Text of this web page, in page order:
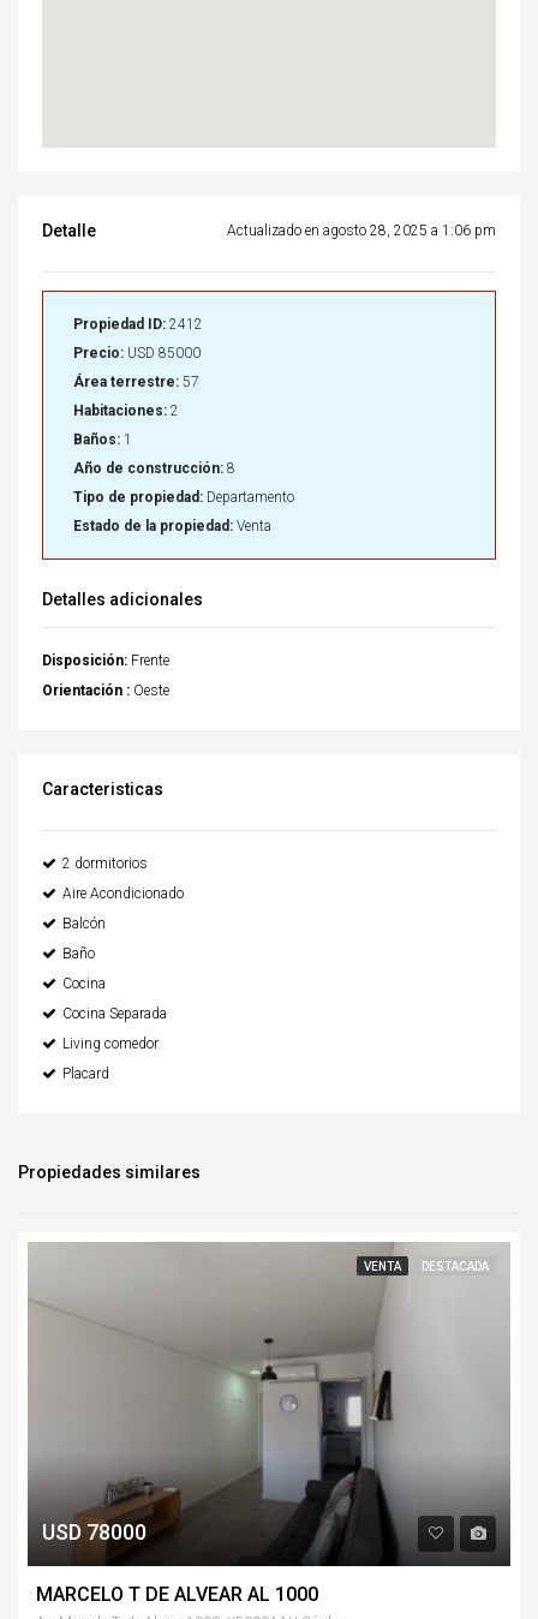
Detalle Actualizado en agosto 28, 2025 a 1:06 pm
Propiedad ID: 2412
Precio: USD 85000
Área terrestre: 57
Habitaciones: 2
Baños: 1
Año de construcción: 8
Tipo de propiedad: Departamento
Estado de la propiedad: Venta
Detalles adicionales
Disposición: Frente
Orientación : Oeste
Caracteristicas
2 dormitorios
Aire Acondicionado
Balcón
Baño
Cocina
Cocina Separada
Living comedor
Placard
Propiedades similares
VENTA DESTACADA
USD 78000
MARCELO T DE ALVEAR AL 1000